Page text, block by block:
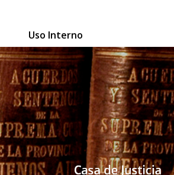
Uso Interno